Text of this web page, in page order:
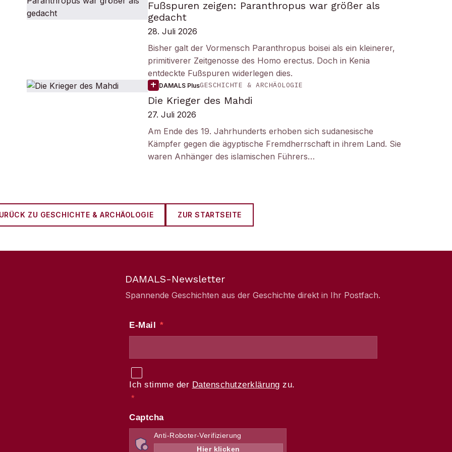
Fußspuren zeigen: Paranthropus war größer als
gedacht
28. Juli 2026
Bisher galt der Vormensch Paranthropus boisei als ein kleinerer,
primitiverer Zeitgenosse des Homo erectus. Doch in Kenia
entdeckte Fußspuren widerlegen dies.
DAMALS PlusGESCHICHTE & ARCHÄOLOGIE
Die Krieger des Mahdi
27. Juli 2026
Am Ende des 19. Jahrhunderts erhoben sich sudanesische
Kämpfer gegen die ägyptische Fremdherrschaft in ihrem Land. Sie
waren Anhänger des islamischen Führers…
ZU GESCHICHTE & ARCHÄOLOGIE ZUR STARTSEITE
DAMALS-Newsletter
Spannende Geschichten aus der Geschichte direkt in Ihr Postfach.